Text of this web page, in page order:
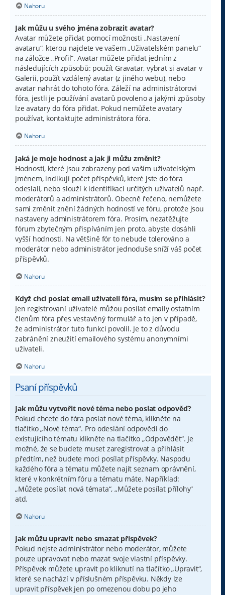
Nahoru
Jak můžu u svého jména zobrazit avatar?
Avatar můžete přidat pomocí možnosti „Nastavení
avataru“, kterou najdete ve vašem „Uživatelském panelu“
na záložce „Profil“. Avatar můžete přidat jedním z
následujících způsobů: použít Gravatar, vybrat si avatar v
Galerii, použít vzdálený avatar (z jiného webu), nebo
avatar nahrát do tohoto fóra. Záleží na administrátorovi
fóra, jestli je používání avatarů povoleno a jakými způsoby
lze avatary do fóra přidat. Pokud nemůžete avatary
používat, kontaktujte administrátora fóra.
Nahoru
Jaká je moje hodnost a jak ji můžu změnit?
Hodnosti, které jsou zobrazeny pod vaším uživatelským
jménem, indikují počet příspěvků, které jste do fóra
odeslali, nebo slouží k identifikaci určitých uživatelů např.
moderátorů a administrátorů. Obecně řečeno, nemůžete
sami změnit znění žádných hodností ve fóru, protože jsou
nastaveny administrátorem fóra. Prosím, nezatěžujte
fórum zbytečným přispíváním jen proto, abyste dosáhli
vyšší hodnosti. Na většině fór to nebude tolerováno a
moderátor nebo administrátor jednoduše sníží váš počet
příspěvků.
Nahoru
Když chci poslat email uživateli fóra, musím se přihlásit?
Jen registrovaní uživatelé můžou posílat emaily ostatním
členům fóra přes vestavěný formulář a to jen v případě,
že administrátor tuto funkci povolil. Je to z důvodu
zabránění zneužití emailového systému anonymními
uživateli.
Nahoru
Psaní příspěvků
Jak můžu vytvořit nové téma nebo poslat odpověď?
Pokud chcete do fóra poslat nové téma, klikněte na
tlačítko „Nové téma“. Pro odeslání odpovědi do
existujícího tématu klikněte na tlačítko „Odpovědět“. Je
možné, že se budete muset zaregistrovat a přihlásit
předtím, než budete moci posílat příspěvky. Naspodu
každého fóra a tématu můžete najít seznam oprávnění,
které v konkrétním fóru a tématu máte. Například:
„Můžete posílat nová témata“, „Můžete posílat přílohy“
atd.
Nahoru
Jak můžu upravit nebo smazat příspěvek?
Pokud nejste administrátor nebo moderátor, můžete
pouze upravovat nebo mazat svoje vlastní příspěvky.
Příspěvek můžete upravit po kliknutí na tlačítko „Upravit“,
které se nachází v příslušném příspěvku. Někdy lze
upravit příspěvek jen po omezenou dobu po jeho